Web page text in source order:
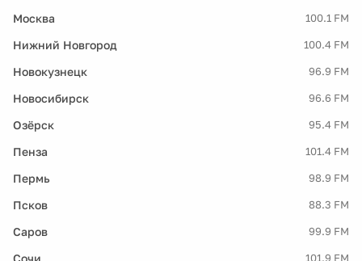
Москва 100.1 FM
Нижний Новгород 100.4 FM
Новокузнецк 96.9 FM
Новосибирск 96.6 FM
Озёрск 95.4 FM
Пенза 101.4 FM
Пермь 98.9 FM
Псков 88.3 FM
Саров 99.9 FM
Сочи 101.9 FM